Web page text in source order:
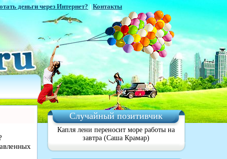
деньги через Интернет?|Контакты
Случайный позитивчик
Капля лени переносит море работы на
завтра (Саша Крамар)